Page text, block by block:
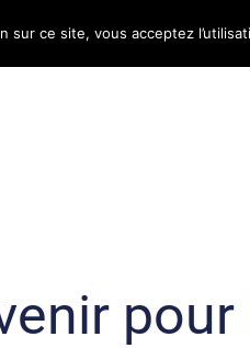
CNAFAL Bulletin
sur ce site, vous acceptez